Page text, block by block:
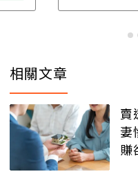
相關文章
賣
妻
賺